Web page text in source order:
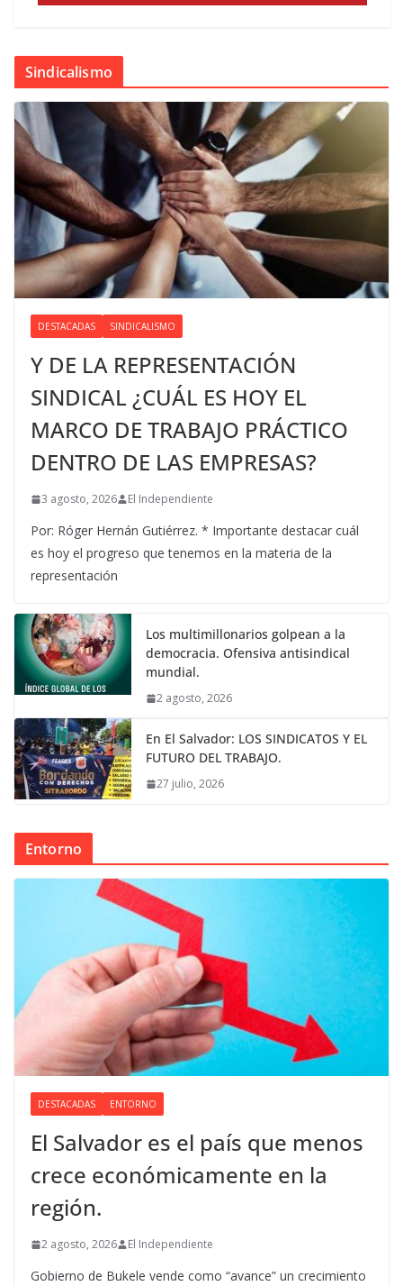
Sindicalismo
DESTACADAS SINDICALISMO
Y DE LA REPRESENTACIÓN
SINDICAL ¿CUÁL ES HOY EL
MARCO DE TRABAJO PRÁCTICO
DENTRO DE LAS EMPRESAS?
3 agosto, 2026 El Independiente
Por: Róger Hernán Gutiérrez. * Importante destacar cuál
es hoy el progreso que tenemos en la materia de la
representación
Los multimillonarios golpean a la
democracia. Ofensiva antisindical
mundial.
2 agosto, 2026
En El Salvador: LOS SINDICATOS Y EL
FUTURO DEL TRABAJO.
27 julio, 2026
Entorno
DESTACADAS ENTORNO
El Salvador es el país que menos
crece económicamente en la
región.
2 agosto, 2026 El Independiente
Gobierno de Bukele vende como “avance” un crecimiento